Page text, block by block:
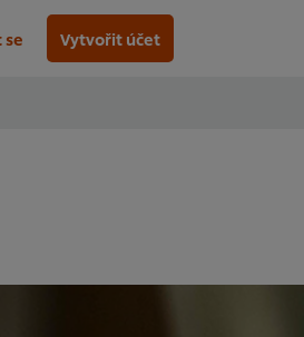
se Vytvořit účet